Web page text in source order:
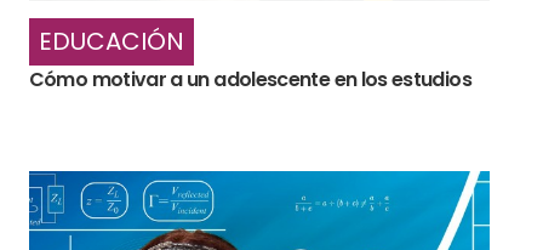
EDUCACIÓN
Cómo motivar a un adolescente en los estudios